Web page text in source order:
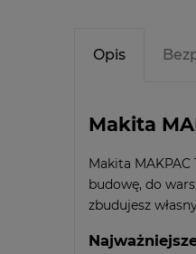
Opis
Makita
Makita
budowę, do
zbudujesz